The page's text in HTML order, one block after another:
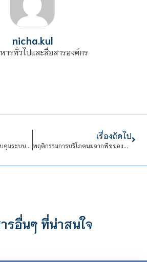
nicha.kul
ารทั่วไปและสื่อสารองค์กร
การพัฒนาชุดสาธิตการควบคุมระบบแสงสว่างด้วย C-BUS
เรื่องถัดไป
พฤติกรรมการบริโภคนมจากพืชของพนักงานออฟฟิศ อาคารสินธร กรุงเทพฯมหานคร
รอื่นๆ ที่น่าสนใจ